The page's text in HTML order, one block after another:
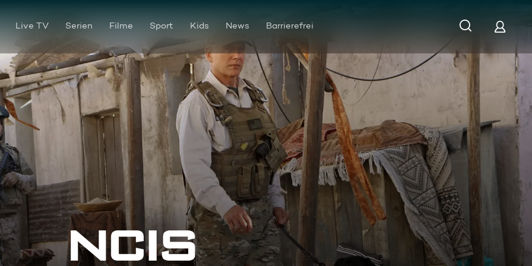
Live TV Serien Filme Sport Kids News Barrierefrei
Marine Dex